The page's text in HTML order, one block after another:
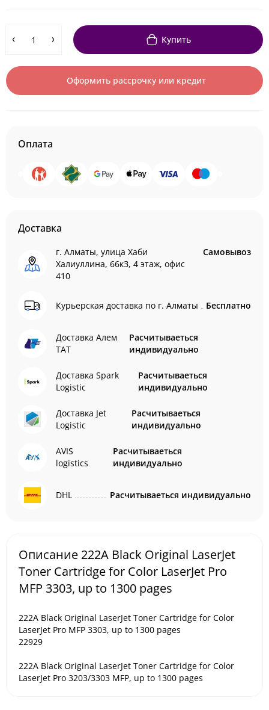
Купить
Оформить рассрочку или кредит
Оплата
Доставка
г. Алматы, улица Хаби
Халиуллина, 66кЗ, 4 этаж, офис
410
Самовывоз
Курьерская доставка по г. Алматы Бесплатно
Доставка Алем
ТАТ
Расчитываеться
индивидуально
Доставка Spark
Logistic
Расчитываеться
индивидуально
Доставка Jet
Logistic
Расчитываеться
индивидуально
AVIS
logistics
Расчитываеться
индивидуально
DHL Расчитываеться индивидуально
Описание 222A Black Original LaserJet
Toner Cartridge for Color LaserJet Pro
MFP 3303, up to 1300 pages
222A Black Original LaserJet Toner Cartridge for Color
LaserJet Pro MFP 3303, up to 1300 pages
22929
222A Black Original LaserJet Toner Cartridge for Color
LaserJet Pro 3203/3303 MFP, up to 1300 pages